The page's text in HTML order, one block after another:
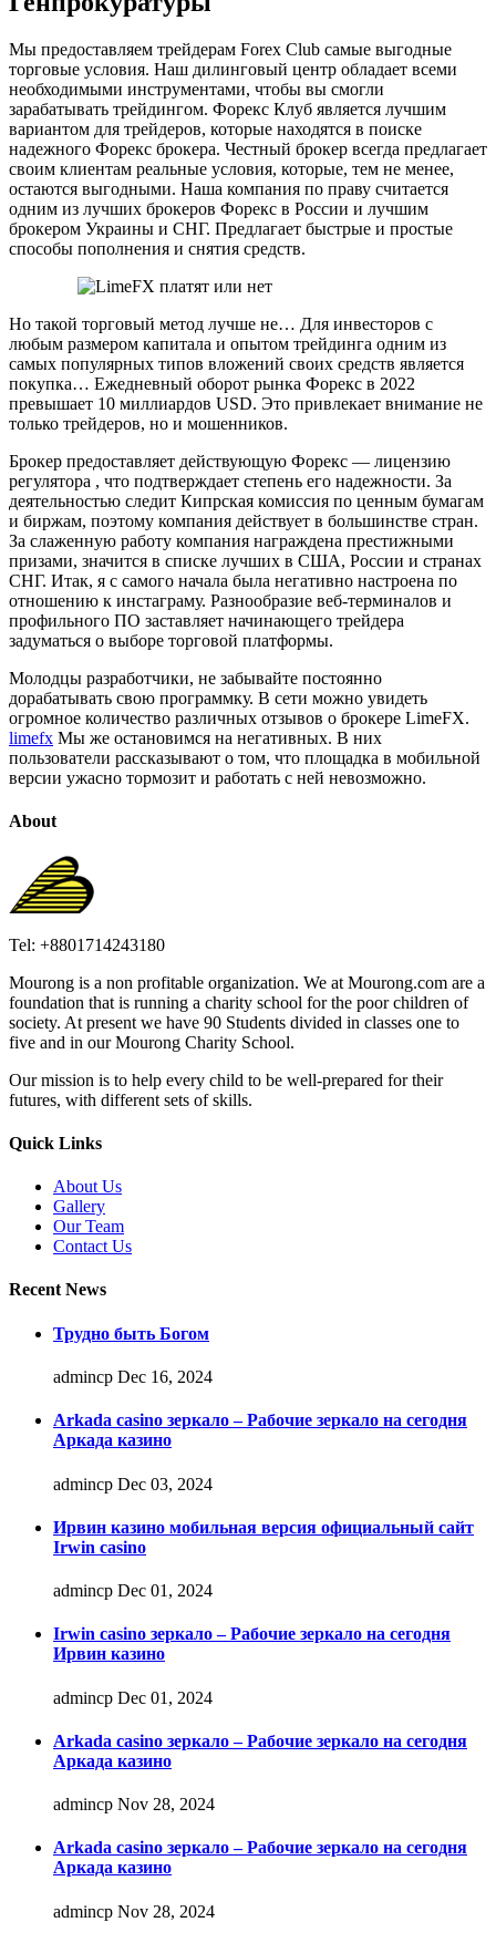
Мы предоставляем трейдерам Forex Club самые выгодные
торговые условия. Наш дилинговый центр обладает всеми
необходимыми инструментами, чтобы вы смогли
зарабатывать трейдингом. Форекс Клуб является лучшим
вариантом для трейдеров, которые находятся в поиске
надежного Форекс брокера. Честный брокер всегда предлагает
своим клиентам реальные условия, которые, тем не менее,
остаются выгодными. Наша компания по праву считается
одним из лучших брокеров Форекс в России и лучшим
брокером Украины и СНГ. Предлагает быстрые и простые
способы пополнения и снятия средств.
Но такой торговый метод лучше не… Для инвесторов с
любым размером капитала и опытом трейдинга одним из
самых популярных типов вложений своих средств является
покупка… Ежедневный оборот рынка Форекс в 2022
превышает 10 миллиардов USD. Это привлекает внимание не
только трейдеров, но и мошенников.
Брокер предоставляет действующую Форекс — лицензию
регулятора , что подтверждает степень его надежности. За
деятельностью следит Кипрская комиссия по ценным бумагам
и биржам, поэтому компания действует в большинстве стран.
За слаженную работу компания награждена престижными
призами, значится в списке лучших в США, России и странах
СНГ. Итак, я с самого начала была негативно настроена по
отношению к инстаграму. Разнообразие веб-терминалов и
профильного ПО заставляет начинающего трейдера
задуматься о выборе торговой платформы.
Молодцы разработчики, не забывайте постоянно
дорабатывать свою программку. В сети можно увидеть
огромное количество различных отзывов о брокере LimeFX.
limefx Мы же остановимся на негативных. В них
пользователи рассказывают о том, что площадка в мобильной
версии ужасно тормозит и работать с ней невозможно.
About
Tel: +8801714243180
Mourong is a non profitable organization. We at Mourong.com are a
foundation that is running a charity school for the poor children of
society. At present we have 90 Students divided in classes one to
five and in our Mourong Charity School.
Our mission is to help every child to be well-prepared for their
futures, with different sets of skills.
Quick Links
About Us
Gallery
Our Team
Contact Us
Recent News
Трудно быть Богом
admincp Dec 16, 2024
Arkada casino зеркало – Рабочие зеркало на сегодня
Аркада казино
admincp Dec 03, 2024
Ирвин казино мобильная версия официальный сайт
Irwin casino
admincp Dec 01, 2024
Irwin casino зеркало – Рабочие зеркало на сегодня
Ирвин казино
admincp Dec 01, 2024
Arkada casino зеркало – Рабочие зеркало на сегодня
Аркада казино
admincp Nov 28, 2024
Arkada casino зеркало – Рабочие зеркало на сегодня
Аркада казино
admincp Nov 28, 2024